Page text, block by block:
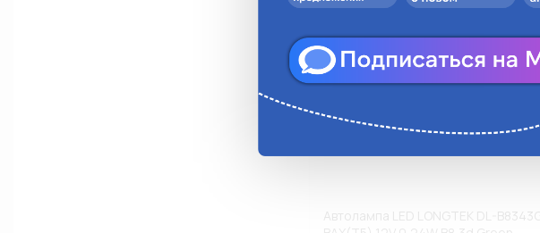
Автолампа LED LONGTEK DL-B8343G